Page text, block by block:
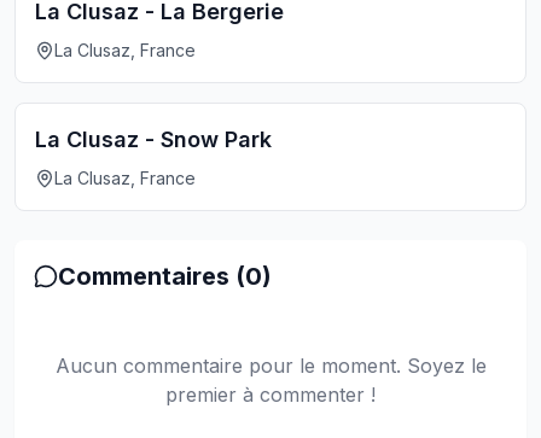
La Clusaz - La Bergerie
La Clusaz, France
La Clusaz - Snow Park
La Clusaz, France
Commentaires (0)
Aucun commentaire pour le moment. Soyez le
premier à commenter !